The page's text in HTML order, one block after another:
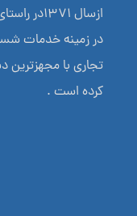
ازسال
در زمینه خدمات
تجاری با مجهزترین
کرده است .